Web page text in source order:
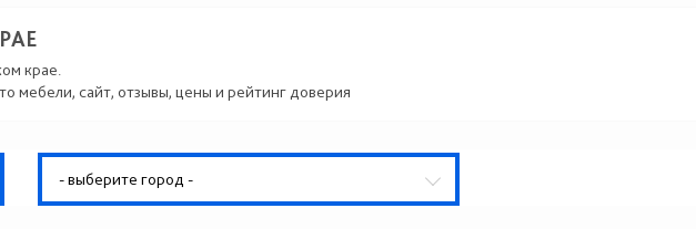
крае.
мебели, сайт, отзывы, цены и рейтинг доверия
- выберите город -